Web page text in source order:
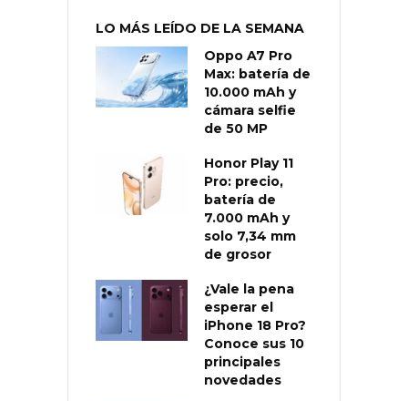
LO MÁS LEÍDO DE LA SEMANA
Oppo A7 Pro
Max: batería de
10.000 mAh y
cámara selfie
de 50 MP
Honor Play 11
Pro: precio,
batería de
7.000 mAh y
solo 7,34 mm
de grosor
¿Vale la pena
esperar el
iPhone 18 Pro?
Conoce sus 10
principales
novedades